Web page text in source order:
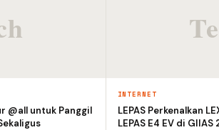
@all untuk Panggil
INTERNET
LEPAS Perkenalkan
LEPAS E4 EV di GIIAS